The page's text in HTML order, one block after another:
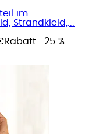
im
Strandkleid,...
Rabatt- 25 %